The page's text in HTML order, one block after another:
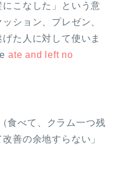
にこなした」という意
ション、プレゼン、
た人に対して使いま
ate and left no
（食べて、クラム一つ残
善の余地すらない」